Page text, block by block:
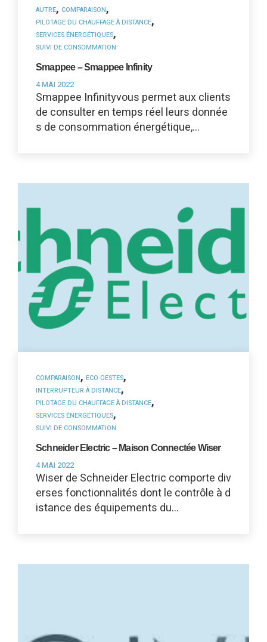
AUTRE, COMPARAISON,
PILOTAGE DU CHAUFFAGE À DISTANCE,
SERVICES ÉNERGÉTIQUES,
SUIVI DE CONSOMMATION
Smappee – Smappee Infinity
4 MAI 2022
Smappee Infinityvous permet aux clients
de consulter en temps réel leurs donnée
s de consommation énergétique,…
COMPARAISON, ECO-GESTES,
INTERRUPTEUR À DISTANCE,
PILOTAGE DU CHAUFFAGE À DISTANCE,
SERVICES ÉNERGÉTIQUES,
SUIVI DE CONSOMMATION
Schneider Electric – Maison Connectée Wiser
4 MAI 2022
Wiser de Schneider Electric comporte div
erses fonctionnalités dont le contrôle à d
istance des équipements du…